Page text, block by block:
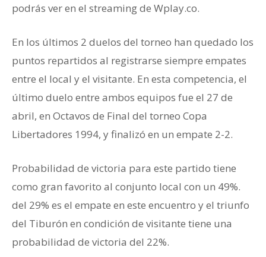
podrás ver en el streaming de Wplay.co.
En los últimos 2 duelos del torneo han quedado los
puntos repartidos al registrarse siempre empates
entre el local y el visitante. En esta competencia, el
último duelo entre ambos equipos fue el 27 de
abril, en Octavos de Final del torneo Copa
Libertadores 1994, y finalizó en un empate 2-2.
Probabilidad de victoria para este partido tiene
como gran favorito al conjunto local con un 49%.
del 29% es el empate en este encuentro y el triunfo
del Tiburón en condición de visitante tiene una
probabilidad de victoria del 22%.